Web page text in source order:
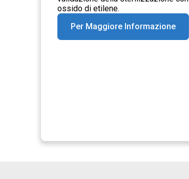
ossido di etilene.
Per Maggiore Informazione